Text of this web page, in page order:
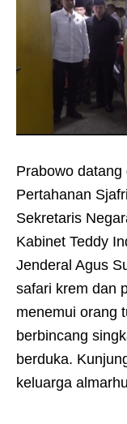
Prabowo
Pertahanan
Sekretaris
Kabinet Teddy
Jenderal Agus
safari krem dan
menemui orang
berbincang
berduka.
keluarga